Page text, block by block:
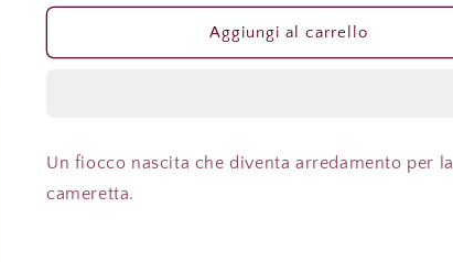
per
/
Cagnolino&#39;
per
Fiocco
/
Cagnolino&#39;
Aggiungi al carrello
Un fiocco nascita che diventa arredamento per la
cameretta.